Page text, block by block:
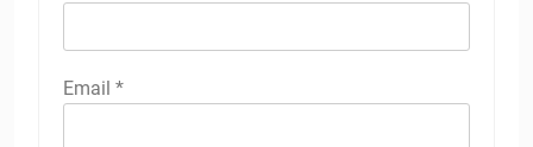
Email *